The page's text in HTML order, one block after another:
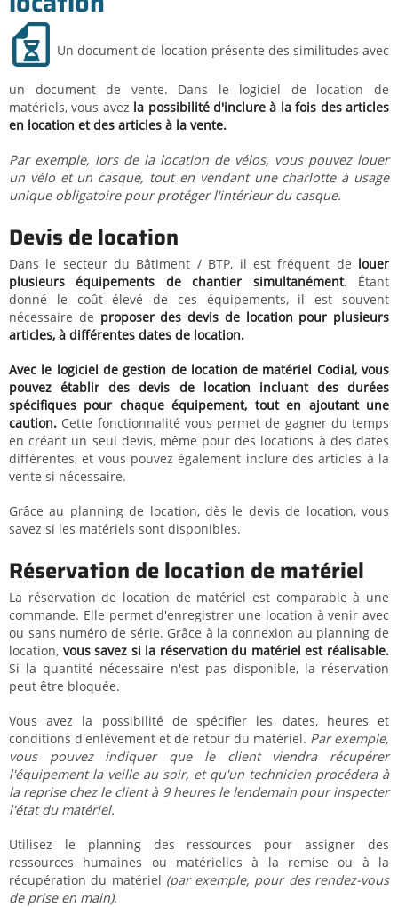
Un document de location présente des similitudes avec
un document de vente. Dans le logiciel de location de
matériels, vous avez la possibilité d'inclure à la fois des articles
en location et des articles à la vente.
Par exemple, lors de la location de vélos, vous pouvez louer
un vélo et un casque, tout en vendant une charlotte à usage
unique obligatoire pour protéger l'intérieur du casque.
Devis de location
Dans le secteur du Bâtiment / BTP, il est fréquent de louer
plusieurs équipements de chantier simultanément. Étant
donné le coût élevé de ces équipements, il est souvent
nécessaire de proposer des devis de location pour plusieurs
articles, à différentes dates de location.
Avec le logiciel de gestion de location de matériel Codial, vous
pouvez établir des devis de location incluant des durées
spécifiques pour chaque équipement, tout en ajoutant une
caution. Cette fonctionnalité vous permet de gagner du temps
en créant un seul devis, même pour des locations à des dates
différentes, et vous pouvez également inclure des articles à la
vente si nécessaire.
Grâce au planning de location, dès le devis de location, vous
savez si les matériels sont disponibles.
Réservation de location de matériel
La réservation de location de matériel est comparable à une
commande. Elle permet d'enregistrer une location à venir avec
ou sans numéro de série. Grâce à la connexion au planning de
location, vous savez si la réservation du matériel est réalisable.
Si la quantité nécessaire n'est pas disponible, la réservation
peut être bloquée.
Vous avez la possibilité de spécifier les dates, heures et
conditions d'enlèvement et de retour du matériel. Par exemple,
vous pouvez indiquer que le client viendra récupérer
l'équipement la veille au soir, et qu'un technicien procédera à
la reprise chez le client à 9 heures le lendemain pour inspecter
l'état du matériel.
Utilisez le planning des ressources pour assigner des
ressources humaines ou matérielles à la remise ou à la
récupération du matériel (par exemple, pour des rendez-vous
de prise en main).